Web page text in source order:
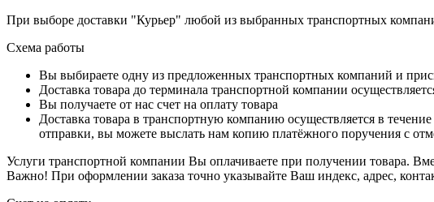
При выборе доставки "Курьер" любой из выбранных транспортных
Схема работы
Вы выбираете одну из предложенных транспортных компаний и
Доставка товара до терминала транспортной компании
Вы получаете от нас счет на оплату товара
Доставка товара в транспортную компанию осуществляется в
отправки, вы можете выслать нам копию платёжного поручения с
Услуги транспортной компании Вы оплачиваете при получении товара.
Важно! При оформлении заказа точно указывайте Ваш индекс, адрес,